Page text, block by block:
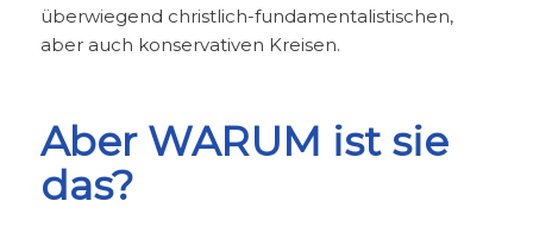
überwiegend christlich-fundamentalistischen,
aber auch konservativen Kreisen.
Aber WARUM ist sie
das?